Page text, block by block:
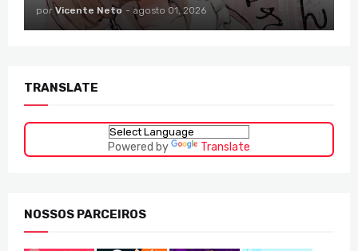
por Vicente Neto - agosto 01, 2026
TRANSLATE
Powered by Translate
NOSSOS PARCEIROS